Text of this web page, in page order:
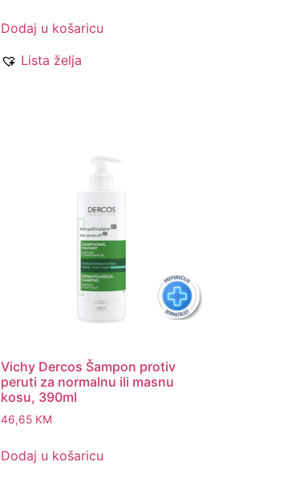
Dodaj u košaricu
Lista želja
Vichy Dercos Šampon protiv
peruti za normalnu ili masnu
kosu, 390ml
46,65 KM
Dodaj u košaricu